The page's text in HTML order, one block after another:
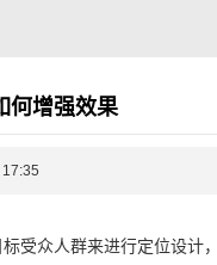
何增强效果
受众人群来进行定位设计